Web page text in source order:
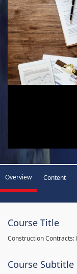
Overview Content
Course Title
Construction
Course Subtitle